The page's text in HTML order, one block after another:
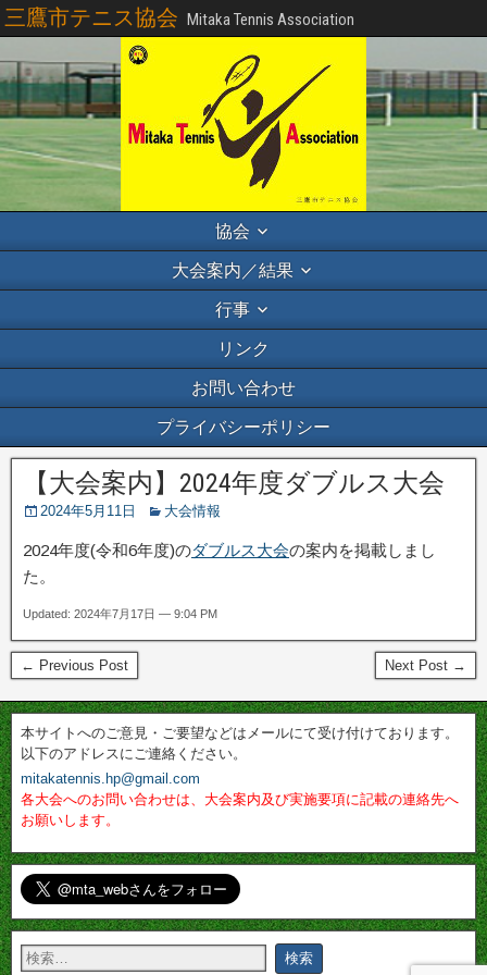
三鷹市テニス協会 Mitaka Tennis Association
協会
大会案内／結果
行事
リンク
お問い合わせ
プライバシーポリシー
【大会案内】2024年度ダブルス大会
2024年5月11日 大会情報
2024年度(令和6年度)のダブルス大会の案内を掲載しまし
た。
Updated: 2024年7月17日 — 9:04 PM
← Previous Post Next Post →
本サイトへのご意見・ご要望などはメールにて受け付けております。
以下のアドレスにご連絡ください。
mitakatennis.hp@gmail.com
各大会へのお問い合わせは、大会案内及び実施要項に記載の連絡先へ
お願いします。